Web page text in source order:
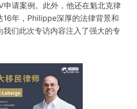
申请案例。此外，他还在魁北克律
16年，Philippe深厚的法律背景和
我们此次专访内容注入了强大的专